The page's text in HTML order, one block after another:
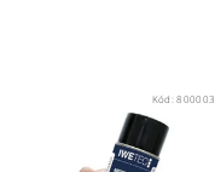
Kód:800003